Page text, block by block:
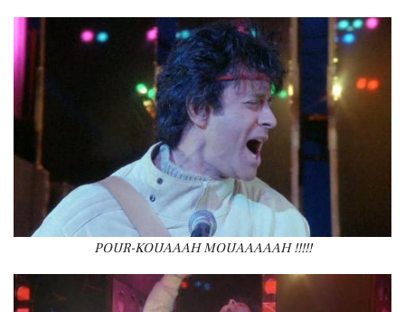
POUR-KOUAAAH MOUAAAAAH !!!!!